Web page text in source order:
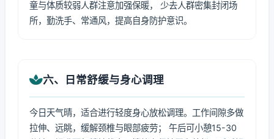
童与体质较弱人群注意加强保暖， 少去人群密集封闭场
所，勤洗手、常通风，提高自身防护意识。
六、日常舒缓与身心调理
今日天气晴，适合进行轻度身心放松调理。工作间隙多做
拉伸、远眺，缓解颈椎与眼部疲劳； 午后可小憩15-30